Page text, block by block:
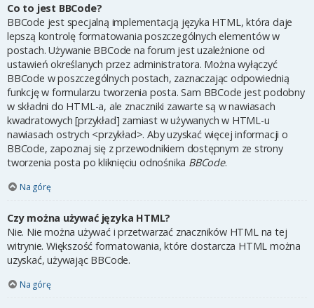
Co to jest BBCode?
BBCode jest specjalną implementacją języka HTML, która daje
lepszą kontrolę formatowania poszczególnych elementów w
postach. Używanie BBCode na forum jest uzależnione od
ustawień określanych przez administratora. Można wyłączyć
BBCode w poszczególnych postach, zaznaczając odpowiednią
funkcję w formularzu tworzenia posta. Sam BBCode jest podobny
w składni do HTML-a, ale znaczniki zawarte są w nawiasach
kwadratowych [przykład] zamiast w używanych w HTML-u
nawiasach ostrych <przykład>. Aby uzyskać więcej informacji o
BBCode, zapoznaj się z przewodnikiem dostępnym ze strony
tworzenia posta po kliknięciu odnośnika BBCode.
Na górę
Czy można używać języka HTML?
Nie. Nie można używać i przetwarzać znaczników HTML na tej
witrynie. Większość formatowania, które dostarcza HTML można
uzyskać, używając BBCode.
Na górę